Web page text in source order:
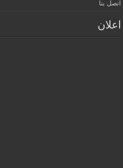
اتصل بنا
اعلان